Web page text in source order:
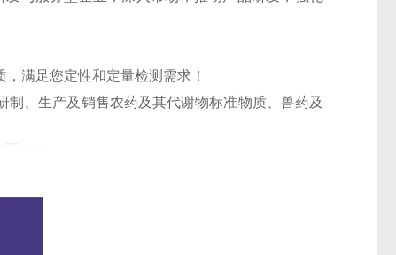
满足您定性和定量检测需求！
、生产及销售农药及其代谢物标准物质、兽药及